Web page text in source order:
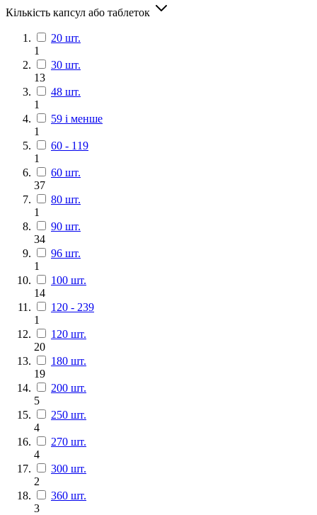
Кількість капсул або таблеток
20 шт.
1
30 шт.
13
48 шт.
1
59 і менше
1
60 - 119
1
60 шт.
37
80 шт.
1
90 шт.
34
96 шт.
1
100 шт.
14
120 - 239
1
120 шт.
20
180 шт.
19
200 шт.
5
250 шт.
4
270 шт.
4
300 шт.
2
360 шт.
3